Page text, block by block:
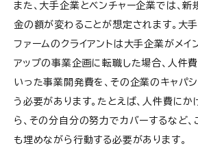
また、大手企業とベンチャー企業では、
金の額が変わることが想定されます。大
ファームのクライアントは大手企業がメイ
アップの事業企画に転職した場合、人件費
いった事業開発費を、その企業のキャパ
う必要があります。たとえば、人件費に
ら、その分自分の努力でカバーするなど、
も埋めながら行動する必要があります。